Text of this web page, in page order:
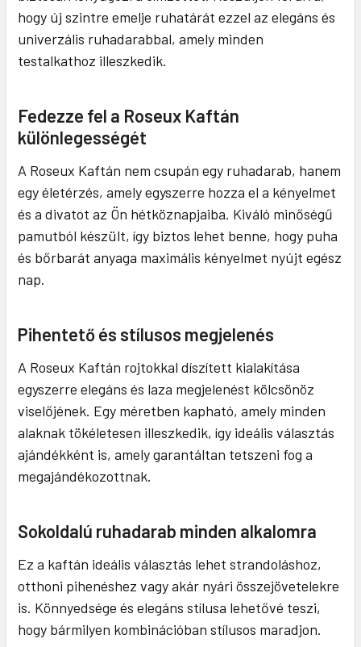
hogy új szintre emelje ruhatárát ezzel az elegáns és
univerzális ruhadarabbal, amely minden
testalkathoz illeszkedik.
Fedezze fel a Roseux Kaftán
különlegességét
A Roseux Kaftán nem csupán egy ruhadarab, hanem
egy életérzés, amely egyszerre hozza el a kényelmet
és a divatot az Ön hétköznapjaiba. Kiváló minőségű
pamutból készült, így biztos lehet benne, hogy puha
és bőrbarát anyaga maximális kényelmet nyújt egész
nap.
Pihentető és stílusos megjelenés
A Roseux Kaftán rojtokkal díszített kialakítása
egyszerre elegáns és laza megjelenést kölcsönöz
viselőjének. Egy méretben kapható, amely minden
alaknak tökéletesen illeszkedik, így ideális választás
ajándékként is, amely garantáltan tetszeni fog a
megajándékozottnak.
Sokoldalú ruhadarab minden alkalomra
Ez a kaftán ideális választás lehet strandoláshoz,
otthoni pihenéshez vagy akár nyári összejövetelekre
is. Könnyedsége és elegáns stílusa lehetővé teszi,
hogy bármilyen kombinációban stílusos maradjon.